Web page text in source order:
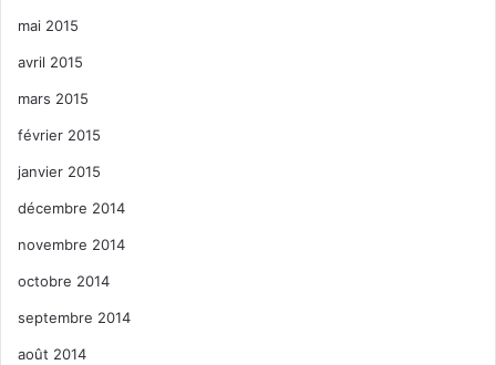
mai 2015
avril 2015
mars 2015
février 2015
janvier 2015
décembre 2014
novembre 2014
octobre 2014
septembre 2014
août 2014